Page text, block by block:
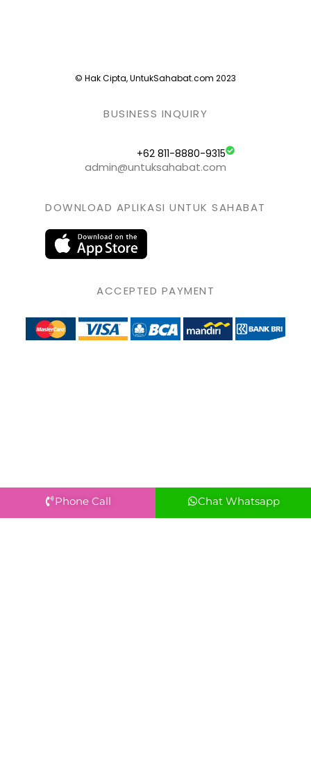
© Hak Cipta, UntukSahabat.com 2023
BUSINESS INQUIRY
+62 811-8880-9315
admin@untuksahabat.com
DOWNLOAD APLIKASI UNTUK SAHABAT
ACCEPTED PAYMENT
Phone Call Chat Whatsapp